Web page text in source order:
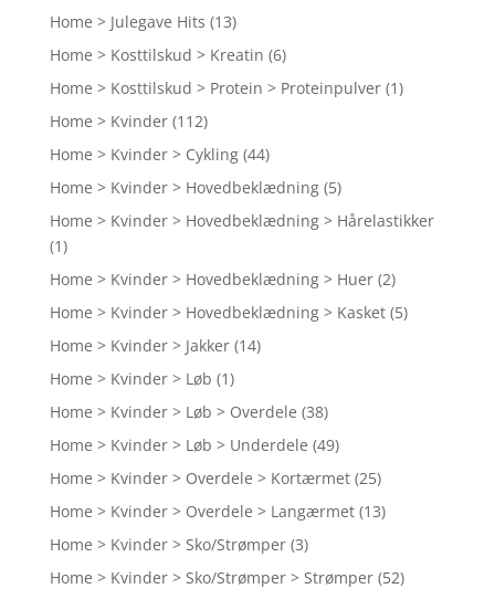
Home > Julegave Hits (13)
Home > Kosttilskud > Kreatin (6)
Home > Kosttilskud > Protein > Proteinpulver (1)
Home > Kvinder (112)
Home > Kvinder > Cykling (44)
Home > Kvinder > Hovedbeklædning (5)
Home > Kvinder > Hovedbeklædning > Hårelastikker
(1)
Home > Kvinder > Hovedbeklædning > Huer (2)
Home > Kvinder > Hovedbeklædning > Kasket (5)
Home > Kvinder > Jakker (14)
Home > Kvinder > Løb (1)
Home > Kvinder > Løb > Overdele (38)
Home > Kvinder > Løb > Underdele (49)
Home > Kvinder > Overdele > Kortærmet (25)
Home > Kvinder > Overdele > Langærmet (13)
Home > Kvinder > Sko/Strømper (3)
Home > Kvinder > Sko/Strømper > Strømper (52)